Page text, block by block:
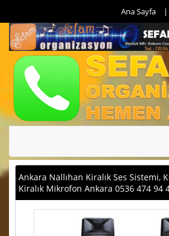
Ana Sayfa
Ankara Nallıhan Kiralık Ses Sistemi,
Kiralık Mikrofon Ankara 0536 474 94